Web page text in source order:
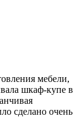
мебели,
шкаф-купе в
сделано очень